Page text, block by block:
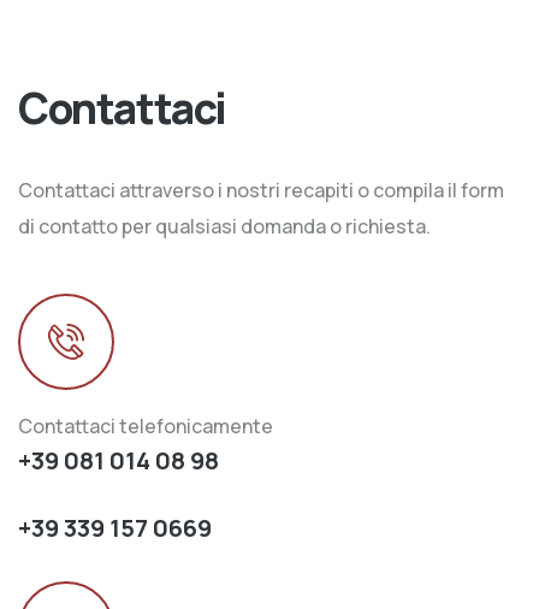
Contattaci
Contattaci attraverso i nostri recapiti o compila il form
di contatto per qualsiasi domanda o richiesta.
Contattaci telefonicamente
+39 081 014 08 98
+39 339 157 0669